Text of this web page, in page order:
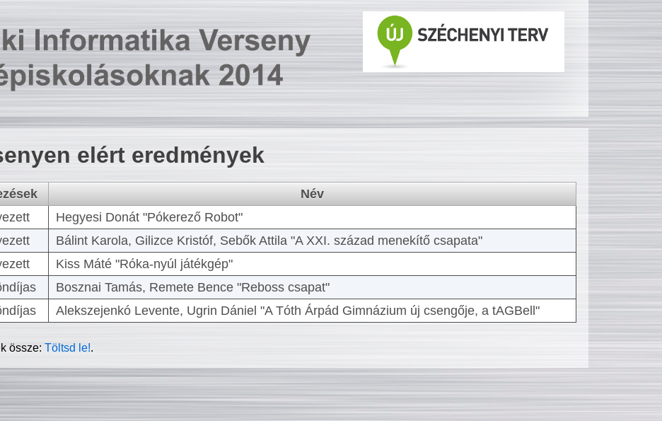
elért eredmények
Név
Hegyesi Donát "Pókerező Robot"
Bálint Karola, Gilizce Kristóf, Sebők Attila "A XXI. század menekítő csapata"
Kiss Máté "Róka-nyúl játékgép"
Bosznai Tamás, Remete Bence "Reboss csapat"
Alekszejenkó Levente, Ugrin Dániel "A Tóth Árpád Gimnázium új csengője, a tAGBell"
össze:Töltsd le!.